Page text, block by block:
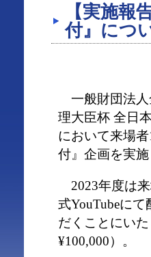
【実施
付』につ
一般財団法人
理大臣杯 全日
において来場
付』企画を実施
2023年度は来
式YouTubeに
だくことにい
¥100,000）。